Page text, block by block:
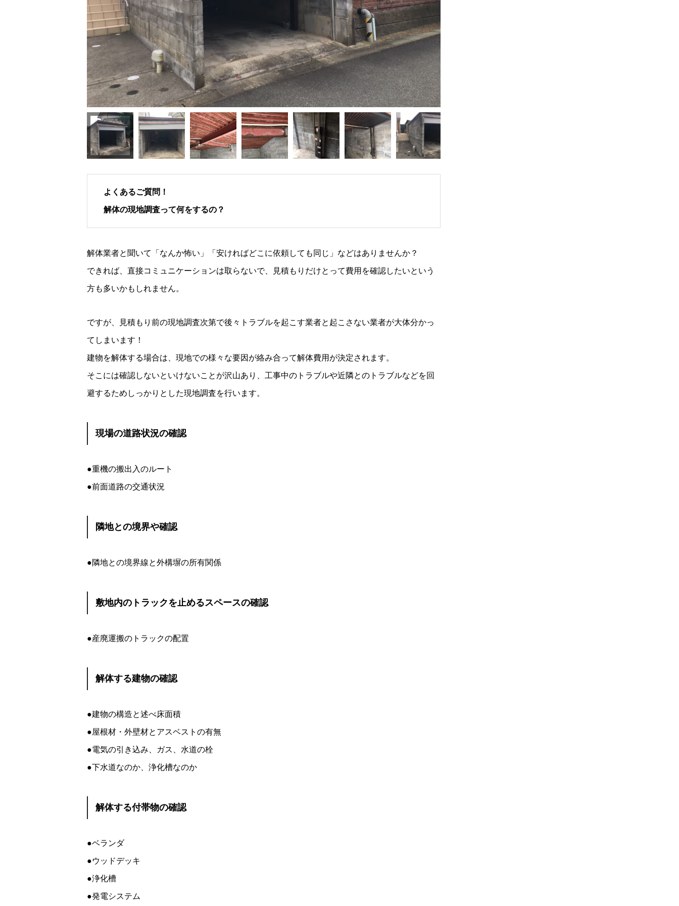
よくあるご質問！
解体の現地調査って何をするの？
解体業者と聞いて「なんか怖い」「安ければどこに依頼しても同じ」などはありませんか？
できれば、直接コミュニケーションは取らないで、見積もりだけとって費用を確認したいという
方も多いかもしれません。
ですが、見積もり前の現地調査次第で後々トラブルを起こす業者と起こさない業者が大体分かっ
てしまいます！
建物を解体する場合は、現地での様々な要因が絡み合って解体費用が決定されます。
そこには確認しないといけないことが沢山あり、工事中のトラブルや近隣とのトラブルなどを回
避するためしっかりとした現地調査を行います。
現場の道路状況の確認
●重機の搬出入のルート
●前面道路の交通状況
隣地との境界や確認
●隣地との境界線と外構塀の所有関係
敷地内のトラックを止めるスペースの確認
●産廃運搬のトラックの配置
解体する建物の確認
●建物の構造と述べ床面積
●屋根材・外壁材とアスベストの有無
●電気の引き込み、ガス、水道の栓
●下水道なのか、浄化槽なのか
解体する付帯物の確認
●ベランダ
●ウッドデッキ
●浄化槽
●発電システム